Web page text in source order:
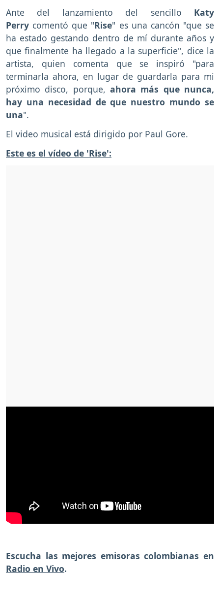
Ante del lanzamiento del sencillo Katy
Perry comentó que "Rise" es una cancón "que se
ha estado gestando dentro de mí durante años y
que finalmente ha llegado a la superficie", dice la
artista, quien comenta que se inspiró "para
terminarla ahora, en lugar de guardarla para mi
próximo disco, porque, ahora más que nunca,
hay una necesidad de que nuestro mundo se
una".
El video musical está dirigido por Paul Gore.
Este es el vídeo de 'Rise':
Escucha las mejores emisoras colombianas en
Radio en Vivo.